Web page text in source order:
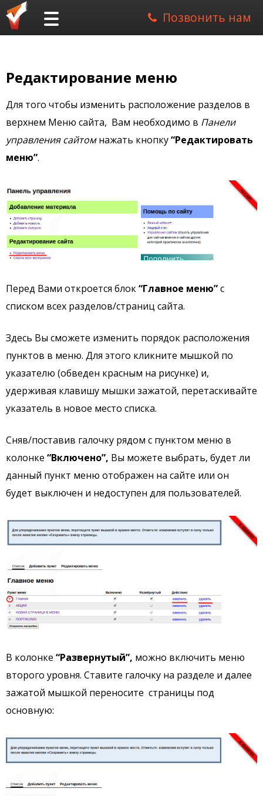
Позвонить нам
Редактирование меню
Для того чтобы изменить расположение разделов в
верхнем Меню сайта, Вам необходимо в Панели
управления сайтомнажать кнопку“Редактировать
меню”.
Перед Вами откроется блок“Главное меню”с
списком всех разделов/страниц сайта.
Здесь Вы сможете изменить порядок расположения
пунктов в меню. Для этого кликните мышкой по
указателю (обведен красным на рисунке) и,
удерживая клавишу мышки зажатой, перетаскивайте
указатель в новое место списка.
Сняв/поставив галочку рядом с пунктом меню в
колонке “Включено”, Вы можете выбрать, будет ли
данный пункт меню отображен на сайте или он
будет выключен и недоступен для пользователей.
В колонке “Развернутый”, можно включить меню
второго уровня. Ставите галочку на разделе и далее
зажатой мышкой переносите страницы под
основную: